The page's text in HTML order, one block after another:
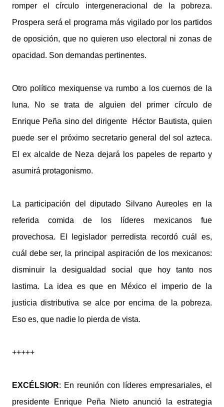
romper el círculo intergeneracional de la pobreza.
Prospera será el programa más vigilado por los partidos
de oposición, que no quieren uso electoral ni zonas de
opacidad. Son demandas pertinentes.
Otro político mexiquense va rumbo a los cuernos de la
luna. No se trata de alguien del primer círculo de
Enrique Peña sino del dirigente Héctor Bautista, quien
puede ser el próximo secretario general del sol azteca.
El ex alcalde de Neza dejará los papeles de reparto y
asumirá protagonismo.
La participación del diputado Silvano Aureoles en la
referida comida de los líderes mexicanos fue
provechosa. El legislador perredista recordó cuál es,
cuál debe ser, la principal aspiración de los mexicanos:
disminuir la desigualdad social que hoy tanto nos
lastima. La idea es que en México el imperio de la
justicia distributiva se alce por encima de la pobreza.
Eso es, que nadie lo pierda de vista.
+++++
EXCÉLSIOR: En reunión con líderes empresariales, el
presidente Enrique Peña Nieto anunció la estrategia